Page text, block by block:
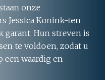
onze
Jessica Konink-ten
garant. Hun streven is
te voldoen, zodat u
een waardig en